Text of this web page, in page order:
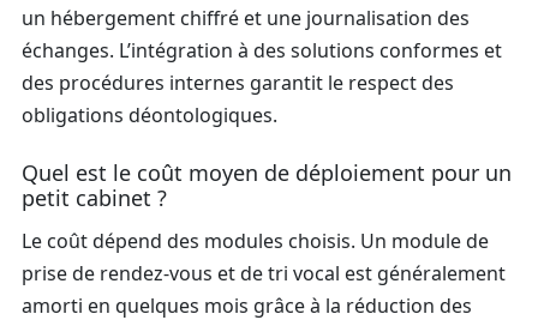
un hébergement chiffré et une journalisation des
échanges. L’intégration à des solutions conformes et
des procédures internes garantit le respect des
obligations déontologiques.
Quel est le coût moyen de déploiement pour un
petit cabinet ?
Le coût dépend des modules choisis. Un module de
prise de rendez-vous et de tri vocal est généralement
amorti en quelques mois grâce à la réduction des